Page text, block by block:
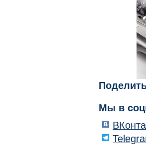
Мы в